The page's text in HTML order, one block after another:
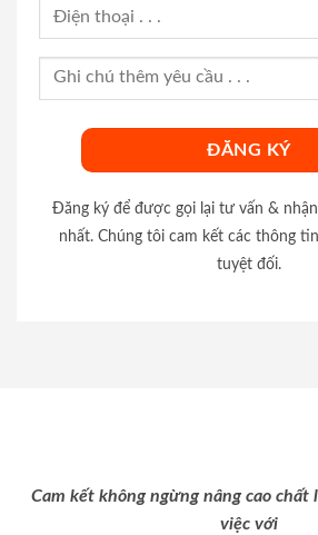
Đăng ký để được gọi lại tư vấn &
nhất. Chúng tôi cam kết các thông
tuyệt đối.
Cam kết không ngừng nâng cao chất
việc với